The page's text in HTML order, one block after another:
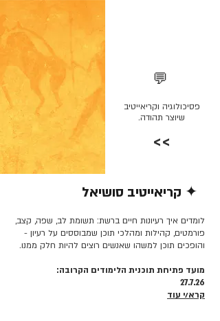
💬
פסיכולוגיה וקריאייטיב
שיוצר תהודה.
>>
✦ קריאייטיב סושיאל
לומדים איך רעיונות חיים ברשת: תשומת לב, שפה, קצב,
פורמטים, קהילות ומהלכי תוכן שמבוססים על רעיון -
והופכים תוכן למשהו שאנשים רוצים להיות חלק ממנו.
מועד פתיחת תוכנית הלימודים הקרובה:
27.7.26
קרא/י עוד